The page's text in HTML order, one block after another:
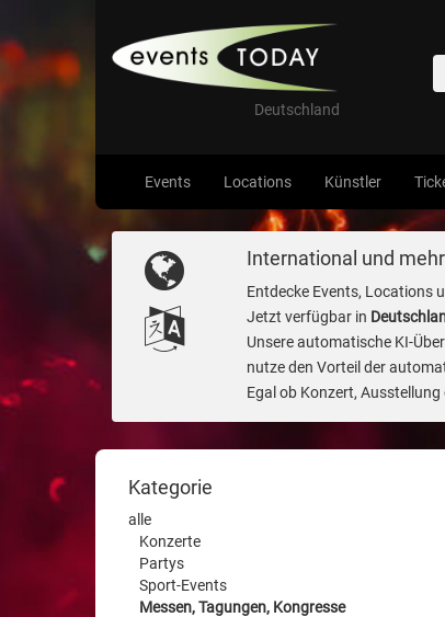
Deutschland
Events Locations Künstler
International und
Entdecke Events, Locations
Jetzt verfügbar in
Unsere automatische KI-
nutze den Vorteil der
Egal ob Konzert,
Kategorie
alle
Konzerte
Partys
Sport-Events
Messen, Tagungen, Kongresse